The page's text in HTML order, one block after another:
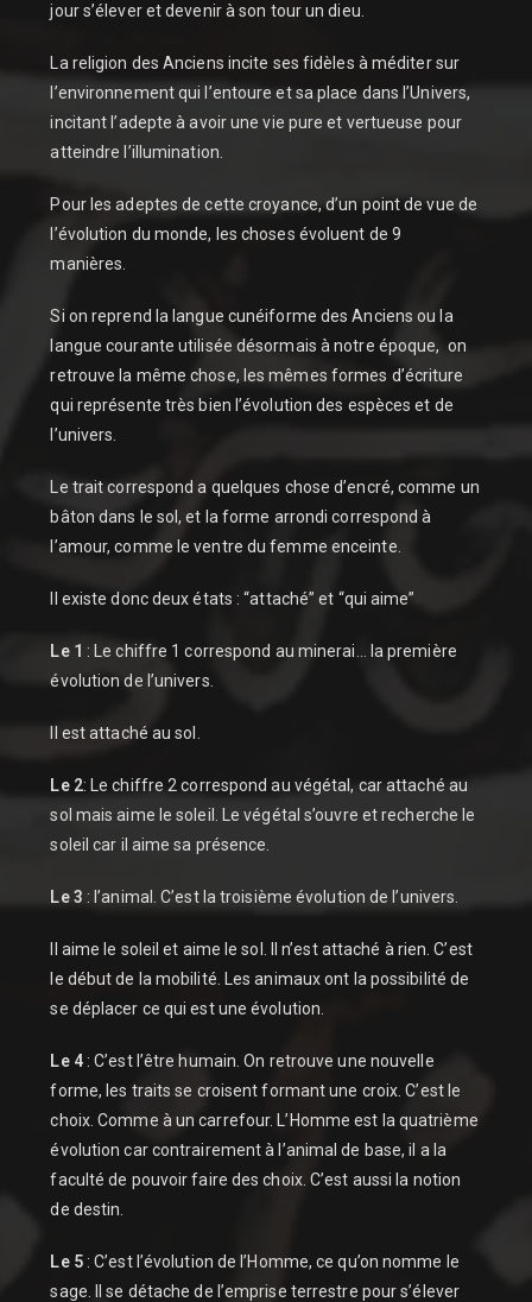
jour s’élever et devenir à son tour un dieu.
La religion des Anciens incite ses fidèles à méditer sur
l’environnement qui l’entoure et sa place dans l’Univers,
incitant l’adepte à avoir une vie pure et vertueuse pour
atteindre l’illumination.
Pour les adeptes de cette croyance, d’un point de vue de
l’évolution du monde, les choses évoluent de 9
manières.
Si on reprend la langue cunéiforme des Anciens ou la
langue courante utilisée désormais à notre époque, on
retrouve la même chose, les mêmes formes d’écriture
qui représente très bien l’évolution des espèces et de
l’univers.
Le trait correspond a quelques chose d’encré, comme un
bâton dans le sol, et la forme arrondi correspond à
l’amour, comme le ventre du femme enceinte.
Il existe donc deux états : “attaché” et “qui aime”
Le 1 : Le chiffre 1 correspond au minerai… la première
évolution de l’univers.
Il est attaché au sol.
Le 2: Le chiffre 2 correspond au végétal, car attaché au
sol mais aime le soleil. Le végétal s’ouvre et recherche le
soleil car il aime sa présence.
Le 3 : l’animal. C’est la troisième évolution de l’univers.
Il aime le soleil et aime le sol. Il n’est attaché à rien. C’est
le début de la mobilité. Les animaux ont la possibilité de
se déplacer ce qui est une évolution.
Le 4: C’est l’être humain. On retrouve une nouvelle
forme, les traits se croisent formant une croix. C’est le
choix. Comme à un carrefour. L’Homme est la quatrième
évolution car contrairement à l’animal de base, il a la
faculté de pouvoir faire des choix. C’est aussi la notion
de destin.
Le 5: C’est l’évolution de l’Homme, ce qu’on nomme le
sage. Il se détache de l’emprise terrestre pour s’élever